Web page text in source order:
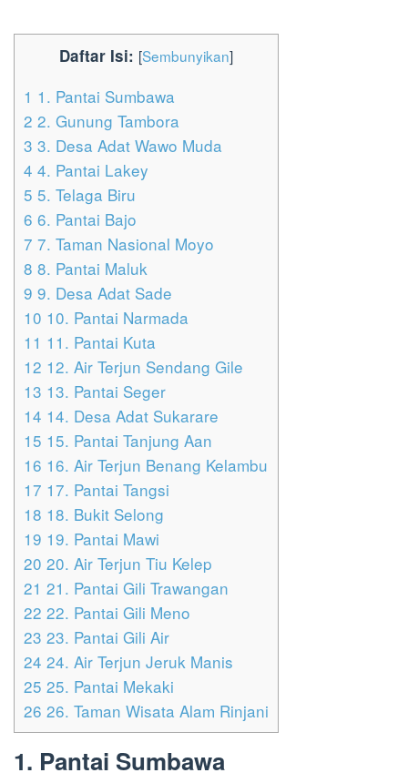
Daftar Isi: [Sembunyikan]
1 1. Pantai Sumbawa
2 2. Gunung Tambora
3 3. Desa Adat Wawo Muda
4 4. Pantai Lakey
5 5. Telaga Biru
6 6. Pantai Bajo
7 7. Taman Nasional Moyo
8 8. Pantai Maluk
9 9. Desa Adat Sade
10 10. Pantai Narmada
11 11. Pantai Kuta
12 12. Air Terjun Sendang Gile
13 13. Pantai Seger
14 14. Desa Adat Sukarare
15 15. Pantai Tanjung Aan
16 16. Air Terjun Benang Kelambu
17 17. Pantai Tangsi
18 18. Bukit Selong
19 19. Pantai Mawi
20 20. Air Terjun Tiu Kelep
21 21. Pantai Gili Trawangan
22 22. Pantai Gili Meno
23 23. Pantai Gili Air
24 24. Air Terjun Jeruk Manis
25 25. Pantai Mekaki
26 26. Taman Wisata Alam Rinjani
1. Pantai Sumbawa